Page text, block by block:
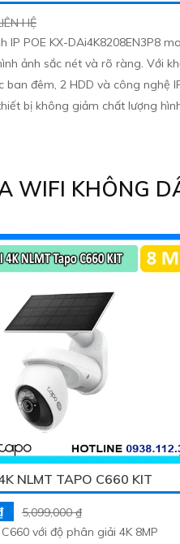
HỆ
IP POE KX-DAi4K8208EN3P8
ảnh sắc nét và rõ ràng. Với khả
ban đêm, 2 HDD và công nghệ
bị không giảm chất lượng
WIFI KHÔNG
NLMT TAPO C660 KIT
5,099,000 ₫
với độ phân giải 4K 8MP